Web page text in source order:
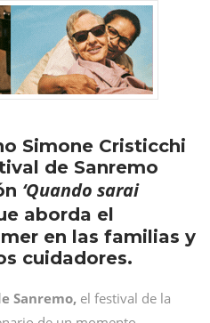
Simone Cristicchi
de Sanremo
‘Quando sarai
aborda el
en las familias y
cuidadores.
Sanremo, el festival de la